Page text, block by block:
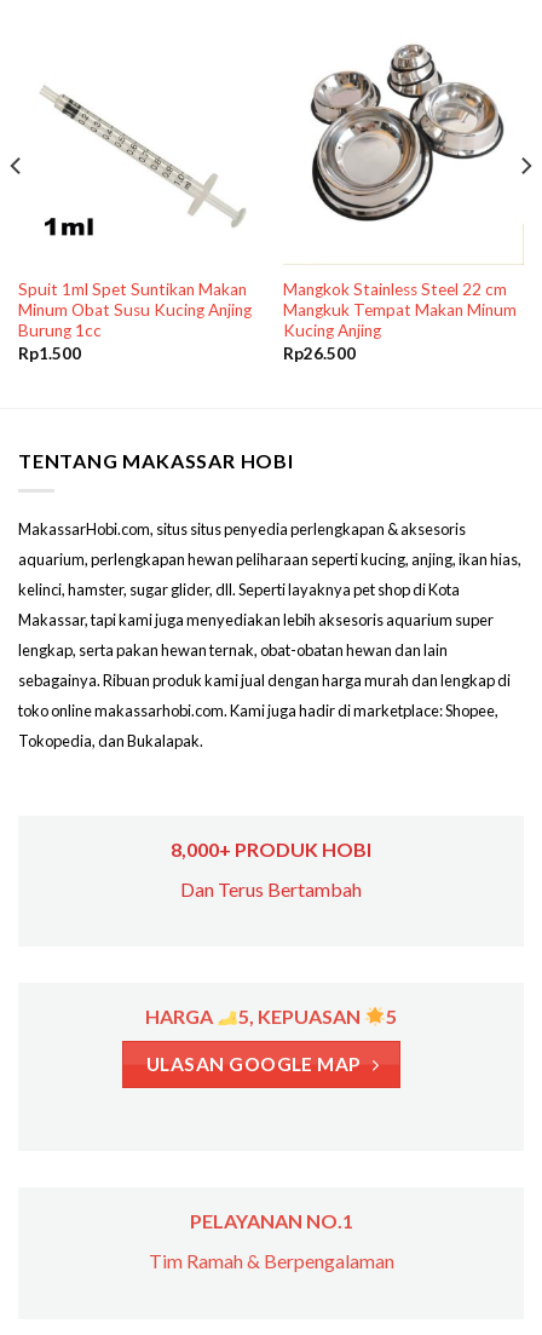
Spuit 1ml Spet Suntikan Makan
Minum Obat Susu Kucing Anjing
Burung 1cc
Rp1.500
Mangkok Stainless Steel 22 cm
Mangkuk Tempat Makan Minum
Kucing Anjing
Rp26.500
TENTANG MAKASSAR HOBI
MakassarHobi.com, situs situs penyedia perlengkapan & aksesoris
aquarium, perlengkapan hewan peliharaan seperti kucing, anjing, ikan hias,
kelinci, hamster, sugar glider, dll. Seperti layaknya pet shop di Kota
Makassar, tapi kami juga menyediakan lebih aksesoris aquarium super
lengkap, serta pakan hewan ternak, obat-obatan hewan dan lain
sebagainya. Ribuan produk kami jual dengan harga murah dan lengkap di
toko online makassarhobi.com. Kami juga hadir di marketplace: Shopee,
Tokopedia, dan Bukalapak.
8,000+ PRODUK HOBI
Dan Terus Bertambah
HARGA 5, KEPUASAN 5
ULASAN GOOGLE MAP
PELAYANAN NO.1
Tim Ramah & Berpengalaman